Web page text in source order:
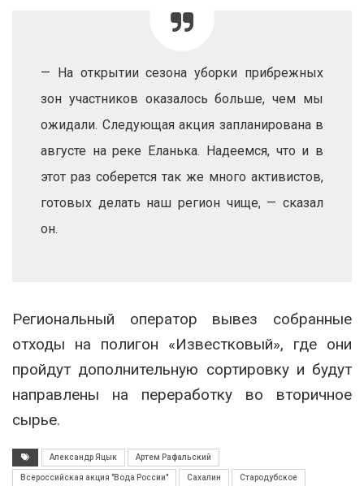
— На открытии сезона уборки прибрежных
зон участников оказалось больше, чем мы
ожидали. Следующая акция запланирована в
августе на реке Еланька. Надеемся, что и в
этот раз соберется так же много активистов,
готовых делать наш регион чище, — сказал
он.
Региональный оператор вывез собранные
отходы на полигон «Известковый», где они
пройдут дополнительную сортировку и будут
направлены на переработку во вторичное
сырье.
Александр Яцык Артем Рафальский
Всероссийская акция "Вода России" Сахалин Стародубское